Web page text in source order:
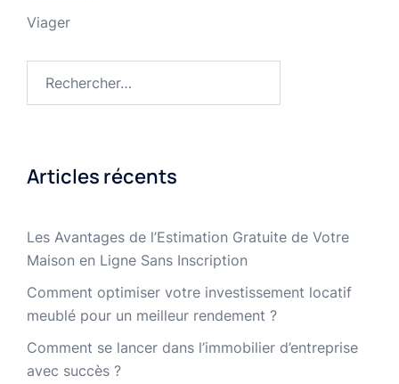
Viager
Articles récents
Les Avantages de l’Estimation Gratuite de Votre
Maison en Ligne Sans Inscription
Comment optimiser votre investissement locatif
meublé pour un meilleur rendement ?
Comment se lancer dans l’immobilier d’entreprise
avec succès ?